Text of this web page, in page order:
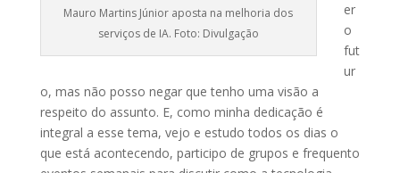
Mauro Martins Júnior aposta na melhoria dos
serviços de IA. Foto: Divulgação
er
o
fut
ur
o, mas não posso negar que tenho uma visão a
respeito do assunto. E, como minha dedicação é
integral a esse tema, vejo e estudo todos os dias o
que está acontecendo, participo de grupos e frequento